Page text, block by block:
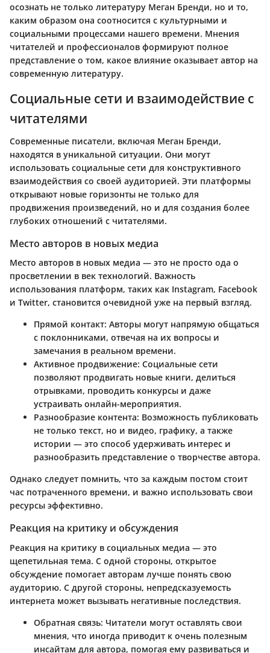
осознать не только литературу Меган Бренди, но и то,
каким образом она соотносится с культурными и
социальными процессами нашего времени. Мнения
читателей и профессионалов формируют полное
представление о том, какое влияние оказывает автор на
современную литературу.
Социальные сети и взаимодействие с
читателями
Современные писатели, включая Меган Бренди,
находятся в уникальной ситуации. Они могут
использовать социальные сети для конструктивного
взаимодействия со своей аудиторией. Эти платформы
открывают новые горизонты не только для
продвижения произведений, но и для создания более
глубоких отношений с читателями.
Место авторов в новых медиа
Место авторов в новых медиа — это не просто ода о
просветлении в век технологий. Важность
использования платформ, таких как Instagram, Facebook
и Twitter, становится очевидной уже на первый взгляд.
Прямой контакт: Авторы могут напрямую общаться
с поклонниками, отвечая на их вопросы и
замечания в реальном времени.
Активное продвижение: Социальные сети
позволяют продвигать новые книги, делиться
отрывками, проводить конкурсы и даже
устраивать онлайн-мероприятия.
Разнообразие контента: Возможность публиковать
не только текст, но и видео, графику, а также
истории — это способ удерживать интерес и
разнообразить представление о творчестве автора.
Однако следует помнить, что за каждым постом стоит
час потраченного времени, и важно использовать свои
ресурсы эффективно.
Реакция на критику и обсуждения
Реакция на критику в социальных медиа — это
щепетильная тема. С одной стороны, открытое
обсуждение помогает авторам лучше понять свою
аудиторию. С другой стороны, непредсказуемость
интернета может вызывать негативные последствия.
Обратная связь: Читатели могут оставлять свои
мнения, что иногда приводит к очень полезным
инсайтам для автора, помогая ему развиваться и